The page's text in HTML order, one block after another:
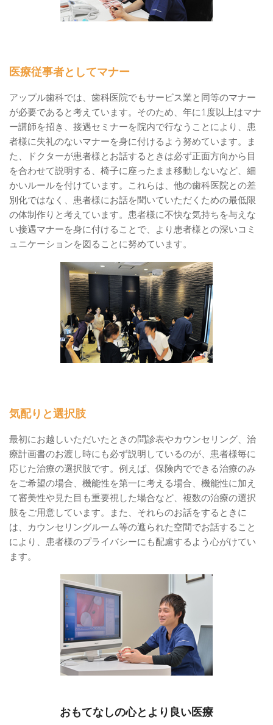
医療従事者としてマナー
アップル歯科では、歯科医院でもサービス業と同等のマナー
が必要であると考えています。そのため、年に1度以上はマナ
ー講師を招き、接遇セミナーを院内で行なうことにより、患
者様に失礼のないマナーを身に付けるよう努めています。ま
た、ドクターが患者様とお話するときは必ず正面方向から目
を合わせて説明する、椅子に座ったまま移動しないなど、細
かいルールを付けています。これらは、他の歯科医院との差
別化ではなく、患者様にお話を聞いていただくための最低限
の体制作りと考えています。患者様に不快な気持ちを与えな
い接遇マナーを身に付けることで、より患者様との深いコミ
ュニケーションを図ることに努めています。
気配りと選択肢
最初にお越しいただいたときの問診表やカウンセリング、治
療計画書のお渡し時にも必ず説明しているのが、患者様毎に
応じた治療の選択肢です。例えば、保険内でできる治療のみ
をご希望の場合、機能性を第一に考える場合、機能性に加え
て審美性や見た目も重要視した場合など、複数の治療の選択
肢をご用意しています。また、それらのお話をするときに
は、カウンセリングルーム等の遮られた空間でお話すること
により、患者様のプライバシーにも配慮するよう心がけてい
ます。
おもてなしの心とより良い医療